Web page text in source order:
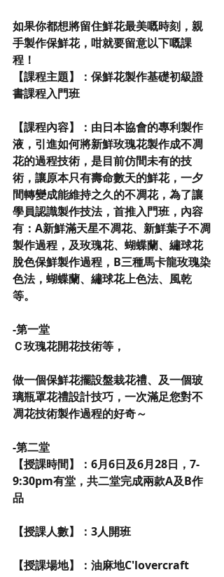
如果你都想將留住鮮花最美嘅時刻，親
手製作保鮮花，咁就要留意以下嘅課
程！
【課程主題】：保鮮花製作基礎初級證
書課程入門班
【課程內容】：由日本協會的專利製作
液，引進如何將新鮮玫瑰花製作成不凋
花的過程技術，是目前仿間未有的技
術，讓原本只有壽命數天的鮮花，一夕
間轉變成能維持之久的不凋花，為了讓
學員認識製作技法，首推入門班，內容
有：A新鮮滿天星不凋花、新鮮葉子不凋
製作過程，及玫瑰花、蝴蝶蘭、繡球花
脫色保鮮製作過程，B三種馬卡龍玫瑰染
色法，蝴蝶蘭、繡球花上色法、風乾
等。
-第一堂
Ｃ玫瑰花開花技術等，
做一個保鮮花擺設盤栽花禮、及一個玻
璃瓶罩花禮設計技巧，一次滿足您對不
凋花技術製作過程的好奇～
-第二堂
【授課時間】：6月6日及6月28日，7-
9:30pm有堂，共二堂完成兩款A及B作
品
【授課人數】：3人開班
【授課場地】：油麻地C'lovercraft